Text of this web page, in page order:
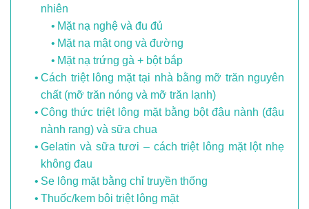
nhiên
Mặt nạ nghệ và đu đủ
Mặt nạ mật ong và đường
Mặt nạ trứng gà + bột bắp
Cách triệt lông mặt tại nhà bằng mỡ trăn nguyên
chất (mỡ trăn nóng và mỡ trăn lạnh)
Công thức triệt lông mặt bằng bột đậu nành (đậu
nành rang) và sữa chua
Gelatin và sữa tươi – cách triệt lông mặt lột nhẹ
không đau
Se lông mặt bằng chỉ truyền thống
Thuốc/kem bôi triệt lông mặt